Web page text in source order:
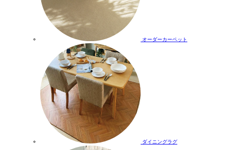
オーダーカーペット
ダイニングラグ